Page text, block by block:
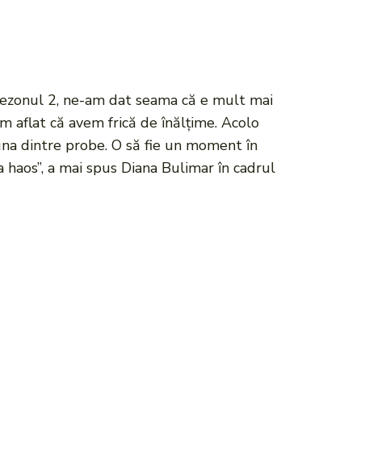
2, ne-am dat seama că e mult mai
aflat că avem frică de înălțime. Acolo
dintre probe. O să fie un moment în
a mai spus Diana Bulimar în cadrul